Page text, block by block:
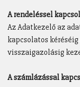
A rendeléssel
Az Adatkezelő az
kapcsolatos
visszaigazolásig
A számlázással